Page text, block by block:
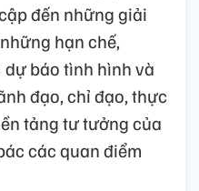
đến những giải
hạn chế,
báo tình hình và
đạo, chỉ đạo, thực
tảng tư tưởng của
các quan điểm